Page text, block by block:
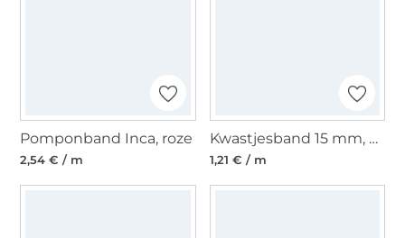
Pomponband Inca, roze
2,54 € / m
Kwastjesband 15 mm, donkerblauw
1,21 € / m